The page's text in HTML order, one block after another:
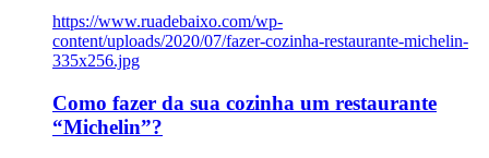
https://www.ruadebaixo.com/wp-
content/uploads/2020/07/fazer-cozinha-restaurante-michelin-
335x256.jpg
Como fazer da sua cozinha um restaurante
“Michelin”?